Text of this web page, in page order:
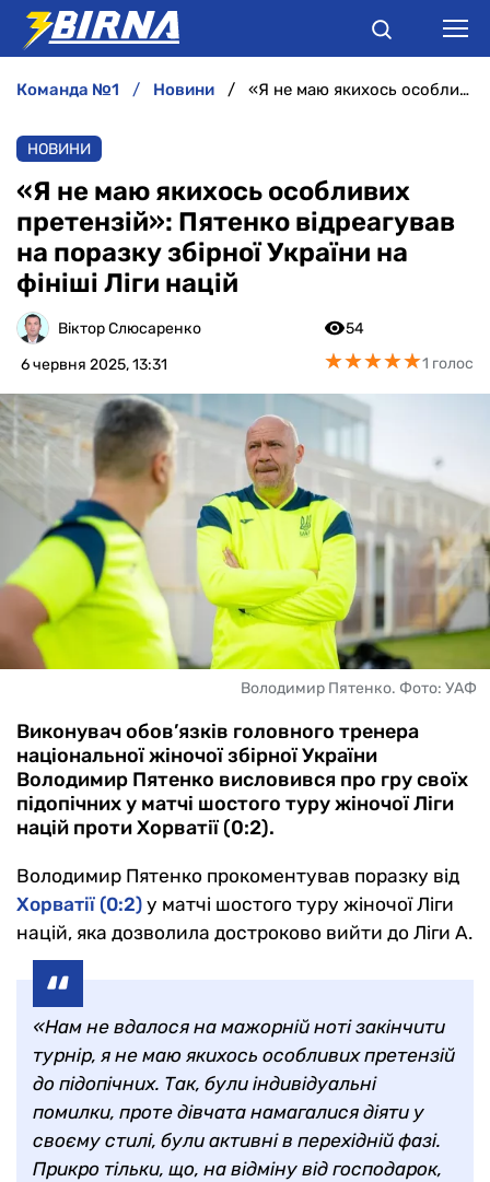
АНАЛІТИКА
ІНТЕРВ'Ю
РІЗНЕ
БУКМЕКЕРИ
команда №1 новини «Я не маю якихось особливих претензій»: Пятенко відреагував на поразку збірної України на фініші Ліги націй
НОВИНИ
«Я не маю якихось особливих
претензій»: Пятенко відреагував
на поразку збірної України на
фініші Ліги націй
Віктор Слюсаренко
6 червня 2025, 13:31
54
★★★★★
★★★★★1 голос
Володимир Пятенко. Фото: УАФ
Виконувач обов’язків головного тренера
національної жіночої збірної України
Володимир Пятенко висловився про гру своїх
підопічних у матчі шостого туру жіночої Ліги
націй проти Хорватії (0:2).
Володимир Пятенко прокоментував поразку від
Хорватії (0:2) у матчі шостого туру жіночої Ліги
націй, яка дозволила достроково вийти до Ліги А.
«Нам не вдалося на мажорній ноті закінчити
турнір, я не маю якихось особливих претензій
до підопічних. Так, були індивідуальні
помилки, проте дівчата намагалися діяти у
своєму стилі, були активні в перехідній фазі.
Прикро тільки, що, на відміну від господарок,